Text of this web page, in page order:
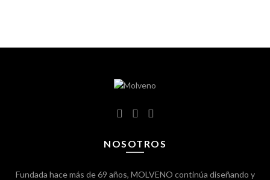
NOSOTROS
Fundada hace más de 69 años, MOLVENO continúa diseñando y